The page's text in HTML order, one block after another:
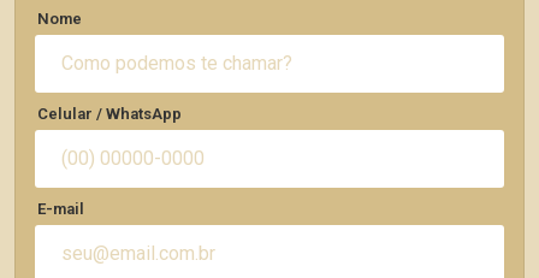
Nome
Celular / WhatsApp
E-mail